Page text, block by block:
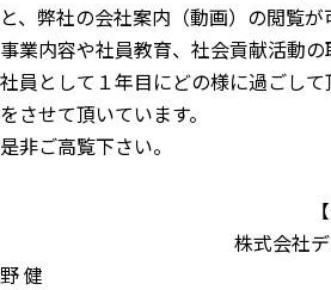
と、弊社の会社案内（動画）の閲覧が
事業内容や社員教育、社会貢献活動
社員として１年目にどの様に過ごし
をさせて頂いています。
是非ご高覧下さい。
【連絡先
株式会社デンセン
野 健